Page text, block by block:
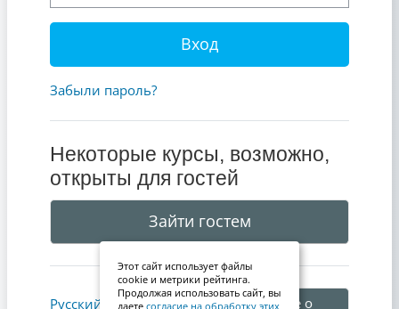
Вход
Забыли пароль?
Некоторые курсы, возможно,
открыты для гостей
Зайти гостем
Русский ‎(ru)‎ Уведомление о
Этот сайт использует файлы
cookie и метрики рейтинга.
Продолжая использовать сайт, вы
даете согласие на обработку этих